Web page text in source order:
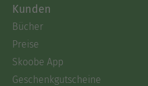
Kunden
Bücher
Preise
Skoobe App
Geschenkgutscheine